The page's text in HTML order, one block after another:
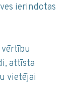
ierindotas
attīsta
vietējai